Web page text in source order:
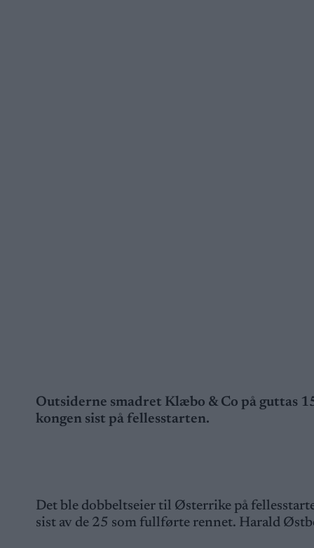
Outsiderne smadret Klæbo & Co på guttas
kongen sist på fellesstarten.
Det ble dobbeltseier til Østerrike på
sist av de 25 som fullførte rennet. Harald